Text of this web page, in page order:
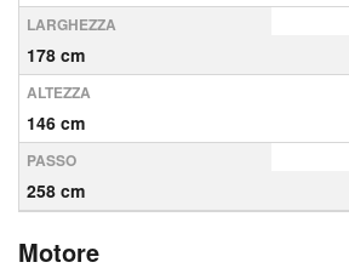
LARGHEZZA
178 cm
ALTEZZA
146 cm
PASSO
258 cm
Motore